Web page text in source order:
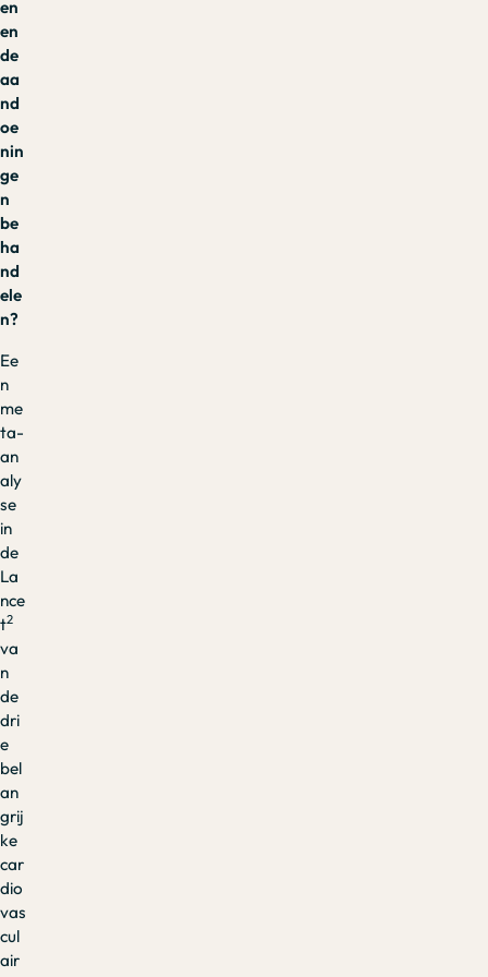
en
en
de
aa
nd
oe
nin
ge
n
be
ha
nd
ele
n?
Ee
n
me
ta-
an
aly
se
in
de
La
nce
t2
va
n
de
dri
e
bel
an
grij
ke
car
dio
vas
cul
air